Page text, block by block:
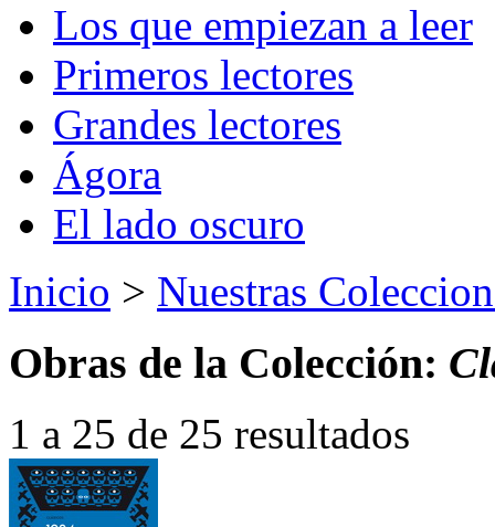
Los que empiezan a leer
Primeros lectores
Grandes lectores
Ágora
El lado oscuro
Inicio > Nuestras
Obras de la Colección:
1 a 25 de 25 resultados